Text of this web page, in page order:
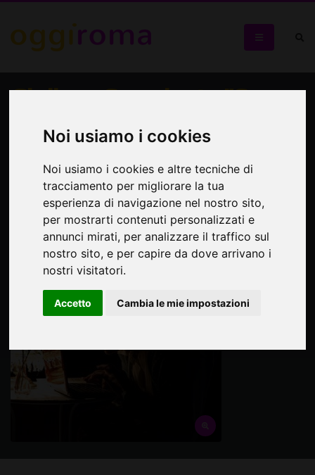
Noi usiamo i cookies
Noi usiamo i cookies e altre tecniche di
tracciamento per migliorare la tua
esperienza di navigazione nel nostro sito,
per mostrarti contenuti personalizzati e
annunci mirati, per analizzare il traffico sul
nostro sito, e per capire da dove arrivano i
nostri visitatori.
Accetto Cambia le mie impostazioni
Giuliano Scarpinato "Se
non sporca il mio
pavimento. Un mèlo"
Lucida e spietata analisi dell'adolescenza